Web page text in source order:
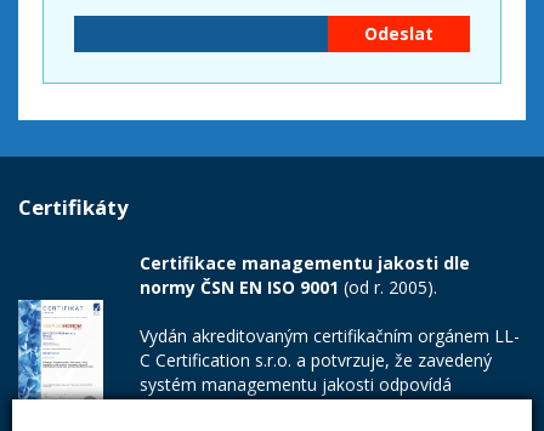
Certifikáty
Certifikace managementu jakosti dle
normy ČSN EN ISO 9001 (od r. 2005).
Vydán akreditovaným certifikačním orgánem LL-
C Certification s.r.o. a potvrzuje, že zavedený
systém managementu jakosti odpovídá